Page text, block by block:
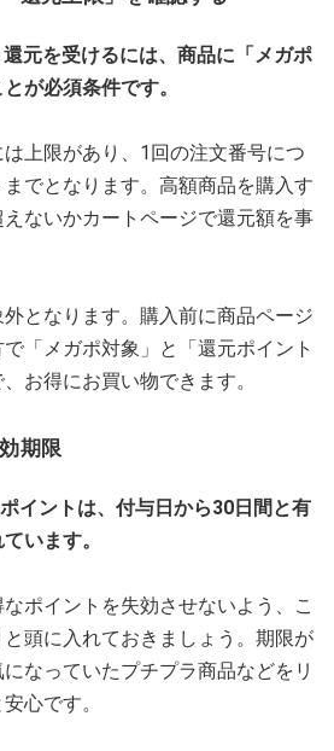
元を受けるには、商品に「メガポ
が必須条件です。
上限があり、1回の注文番号につ
でとなります。高額商品を購入す
ないかカートページで還元額を事
となります。購入前に商品ページ
「メガポ対象」と「還元ポイント
お得にお買い物できます。
期限
イントは、付与日から30日間と有
います。
ポイントを失効させないよう、こ
頭に入れておきましょう。期限が
なっていたプチプラ商品などをリ
心です。